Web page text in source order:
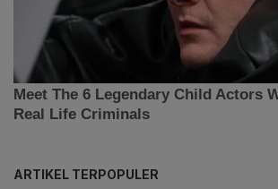
ARTIKEL TERPOPULER